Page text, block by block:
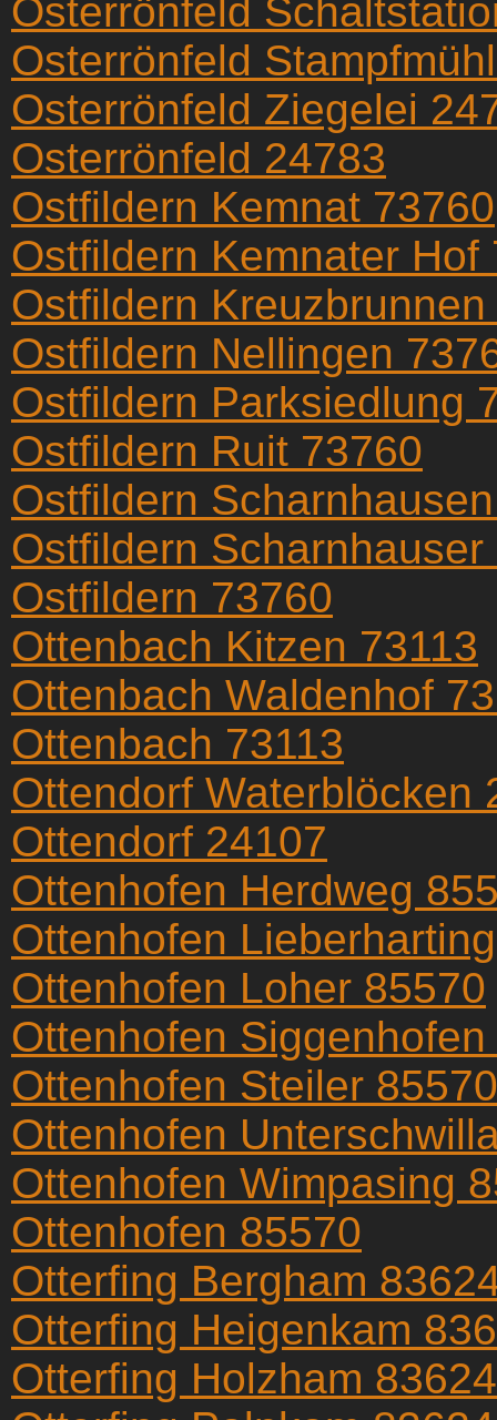
Osterrönfeld
Osterrönfeld
Osterrönfeld Ziegelei
Osterrönfeld 24783
Ostfildern Kemnat 73760
Ostfildern Kemnater Hof
Ostfildern
Ostfildern Nellingen
Ostfildern Parksiedlung
Ostfildern Ruit 73760
Ostfildern
Ostfildern
Ostfildern 73760
Ottenbach Kitzen 73113
Ottenbach Waldenhof
Ottenbach 73113
Ottendorf Waterblöcken
Ottendorf 24107
Ottenhofen Herdweg
Ottenhofen
Ottenhofen Loher 85570
Ottenhofen
Ottenhofen Steiler 85570
Ottenhofen
Ottenhofen Wimpasing
Ottenhofen 85570
Otterfing Bergham
Otterfing Heigenkam
Otterfing Holzham 83624